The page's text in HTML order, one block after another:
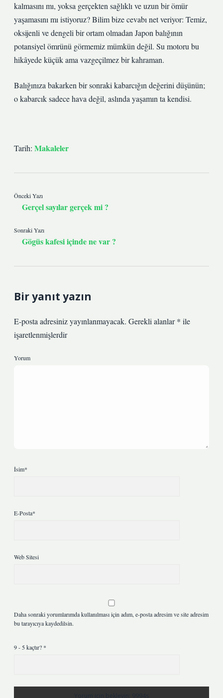
kalmasını mı, yoksa gerçekten sağlıklı ve uzun bir ömür
yaşamasını mı istiyoruz? Bilim bize cevabı net veriyor: Temiz,
oksijenli ve dengeli bir ortam olmadan Japon balığının
potansiyel ömrünü görmemiz mümkün değil. Su motoru bu
hikâyede küçük ama vazgeçilmez bir kahraman.
Balığınıza bakarken bir sonraki kabarcığın değerini düşünün;
o kabarcık sadece hava değil, aslında yaşamın ta kendisi.
Tarih: Makaleler
Önceki Yazı
Gerçel sayılar gerçek mi ?
Sonraki Yazı
Gögüs kafesi içinde ne var ?
Bir yanıt yazın
E-posta adresiniz yayınlanmayacak. Gerekli alanlar* ile
işaretlenmişlerdir
Yorum
İsim*
E-Posta*
Web Sitesi
Daha sonraki yorumlarımda kullanılması için adım, e-posta adresim ve site adresim
bu tarayıcıya kaydedilsin.
9 - 5 kaçtır? *